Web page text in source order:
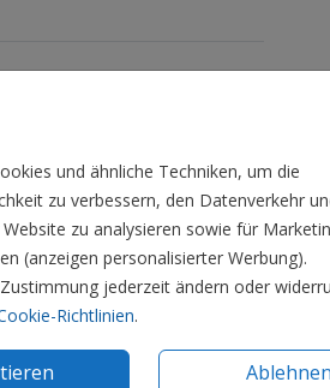
und ähnliche Techniken, um die
zu verbessern, den Datenverkehr
zu analysieren sowie für
(anzeigen personalisierter Werbung).
jederzeit ändern oder
Richtlinien.
Ablehnen